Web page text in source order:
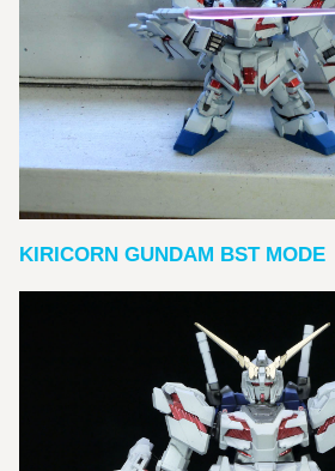
KIRICORN GUNDAM BST MODE